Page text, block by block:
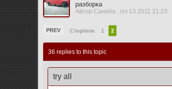
разборка
АвторСаняба ,січ 13 2011 21:23
PREV Сторінок 1 2
36 replies to this topic
try all